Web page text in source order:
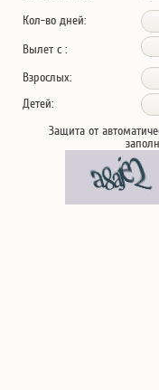
Кол-во дней:
Вылет с :
Взрослых:
Детей:
Защита от